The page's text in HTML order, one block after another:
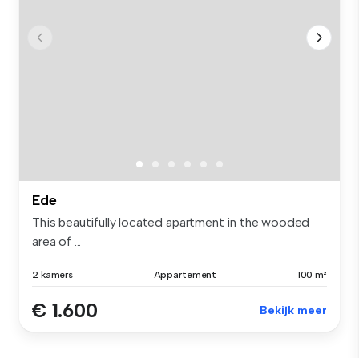
Ede
This beautifully located apartment in the wooded
area of ...
2 kamers Appartement 100 m²
€ 1.600 Bekijk meer